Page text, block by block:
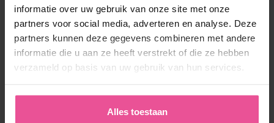
informatie over uw gebruik van onze site met onze
partners voor social media, adverteren en analyse. Deze
partners kunnen deze gegevens combineren met andere
informatie die u aan ze heeft verstrekt of die ze hebben
verzameld op basis van uw gebruik van hun services.
Alles toestaan
Boutique
Verzendmethoden en betalen
Algemene Voorwaarden
Retourneren
Kortingscodes & Voorwaarden
Privacy verklaring